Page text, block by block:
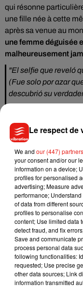
qui résonne
une fille née à cette
après sa venue au
une femme déguisée
malheureusement
"El selfie que reveló
(Fue solo por azar
descubrió su
— Serge Van
Quelques jours plus
chercher Miché pour
confiant qu'ils pensent
Choquée,
montre son certificat
d'apprendre qu’il
faire des test ADN.
la fillette kidnappée
Cassidyqui a grandi à
années. Les "faux"
été arrêtés. Le père,
nié avoir su quela
côté,la "mère" de
prison .
Le respect de
We and our (447) partners
your consent and/or our
information on a device;
profiles for personalised
advertising; Measure
performance;
of data from different
profiles to personalise
content; Use limited data
detect fraud, and fix
Save and communicate
process personal data
following functionalities:
requested; Use precise
other data sources; Link
information transmitted